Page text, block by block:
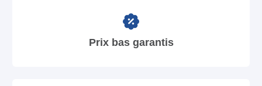
Prix bas garantis